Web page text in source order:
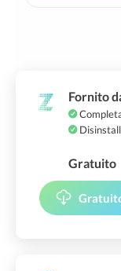
Fornito
Gratuito